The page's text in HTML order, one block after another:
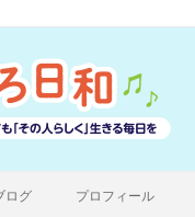
ログ プロフィール